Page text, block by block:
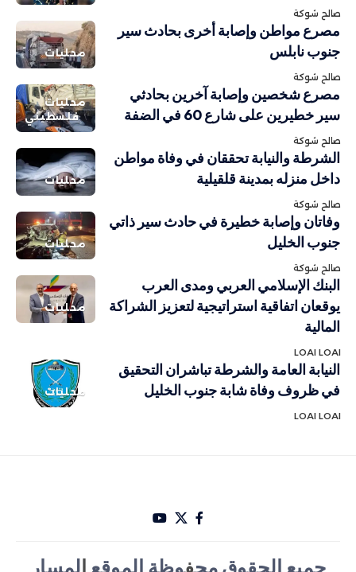
صالح شوكة
محليات
مصرع مواطن وإصابة أخرى بحادث سير
جنوب نابلس
صالح شوكة
محليات
فلسطيني
مصرع شخصين وإصابة آخرين بحادثي
سير خطيرين على شارع 60 في الضفة
صالح شوكة
محليات
الشرطة والنيابة تحققان في وفاة مواطن
داخل منزله بمدينة قلقيلية
صالح شوكة
محليات
وفاتان وإصابة خطيرة في حادث سير ذاتي
جنوب الخليل
صالح شوكة
محليات
البنك الإسلامي العربي ومدى العرب
يوقعان اتفاقية استراتيجية لتعزيز الشراكة
المالية
LOAI LOAI
محليات
النيابة العامة والشرطة تباشران التحقيق
في ظروف وفاة شابة جنوب الخليل
LOAI LOAI